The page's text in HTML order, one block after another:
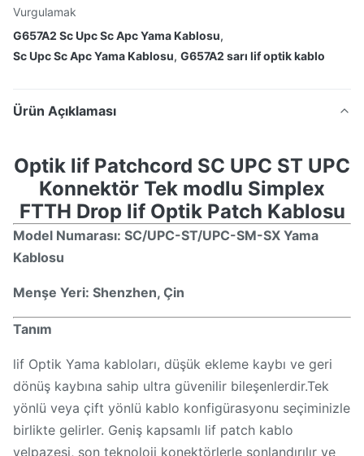
Vurgulamak
G657A2 Sc Upc Sc Apc Yama Kablosu,
Sc Upc Sc Apc Yama Kablosu, G657A2 sarı lif optik kablo
Ürün Açıklaması
Optik lif Patchcord SC UPC ST UPC
Konnektör Tek modlu Simplex
FTTH Drop lif Optik Patch Kablosu
Model Numarası: SC/UPC-ST/UPC-SM-SX Yama
Kablosu
Menşe Yeri: Shenzhen, Çin
Tanım
lif Optik Yama kabloları, düşük ekleme kaybı ve geri
dönüş kaybına sahip ultra güvenilir bileşenlerdir.Tek
yönlü veya çift yönlü kablo konfigürasyonu seçiminizle
birlikte gelirler. Geniş kapsamlı lif patch kablo
yelpazesi, son teknoloji konektörlerle sonlandırılır ve